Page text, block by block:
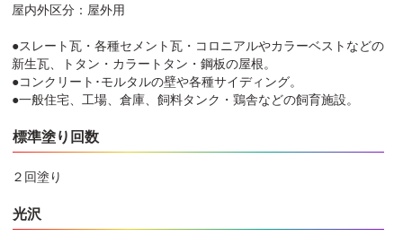
屋内外区分：屋外用
●スレート瓦・各種セメント瓦・コロニアルやカラーベストなどの
新生瓦、トタン・カラートタン・鋼板の屋根。
●コンクリート･モルタルの壁や各種サイディング。
●一般住宅、工場、倉庫、飼料タンク・鶏舎などの飼育施設。
標準塗り回数
２回塗り
光沢